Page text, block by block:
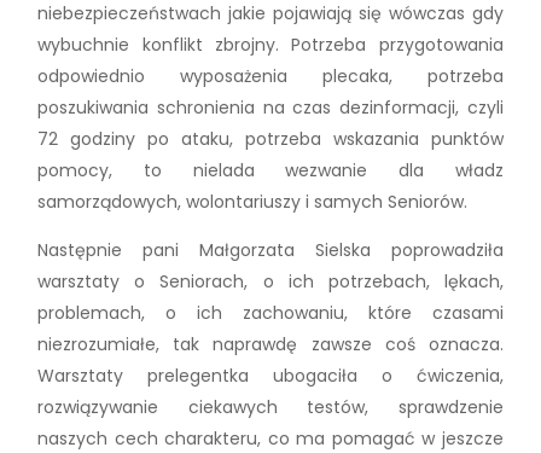
niebezpieczeństwach jakie pojawiają się wówczas gdy
wybuchnie konflikt zbrojny. Potrzeba przygotowania
odpowiednio wyposażenia plecaka, potrzeba
poszukiwania schronienia na czas dezinformacji, czyli
72 godziny po ataku, potrzeba wskazania punktów
pomocy, to nielada wezwanie dla władz
samorządowych, wolontariuszy i samych Seniorów.
Następnie pani Małgorzata Sielska poprowadziła
warsztaty o Seniorach, o ich potrzebach, lękach,
problemach, o ich zachowaniu, które czasami
niezrozumiałe, tak naprawdę zawsze coś oznacza.
Warsztaty prelegentka ubogaciła o ćwiczenia,
rozwiązywanie ciekawych testów, sprawdzenie
naszych cech charakteru, co ma pomagać w jeszcze